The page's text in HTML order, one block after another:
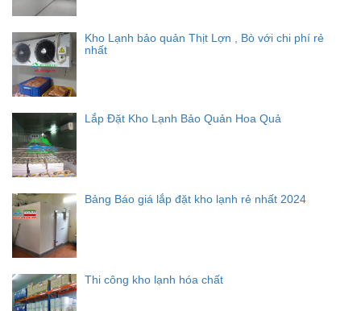
Kho Lạnh bảo quản Thịt Lợn , Bò với chi phí rẻ
nhất
Lắp Đặt Kho Lạnh Bảo Quản Hoa Quả
Bảng Báo giá lắp đặt kho lạnh rẻ nhất 2024
Thi công kho lạnh hóa chất